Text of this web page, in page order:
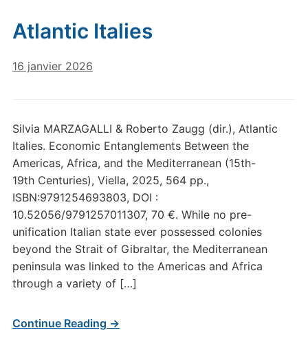
Atlantic Italies
16 janvier 2026
Silvia MARZAGALLI & Roberto Zaugg (dir.), Atlantic
Italies. Economic Entanglements Between the
Americas, Africa, and the Mediterranean (15th-
19th Centuries), Viella, 2025, 564 pp.,
ISBN:9791254693803, DOI :
10.52056/9791257011307, 70 €. While no pre-
unification Italian state ever possessed colonies
beyond the Strait of Gibraltar, the Mediterranean
peninsula was linked to the Americas and Africa
through a variety of […]
Continue Reading →